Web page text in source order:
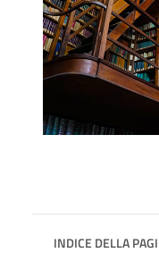
INDICE DELLA